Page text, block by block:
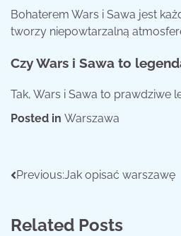
Bohaterem Wars i Sawa jest
tworzy niepowtarzalną
Czy Wars i Sawa to
Tak, Wars i Sawa to prawdziwe
Posted in Warszawa
Nawigacja
Previous:Jak opisać warszawę
Related Posts